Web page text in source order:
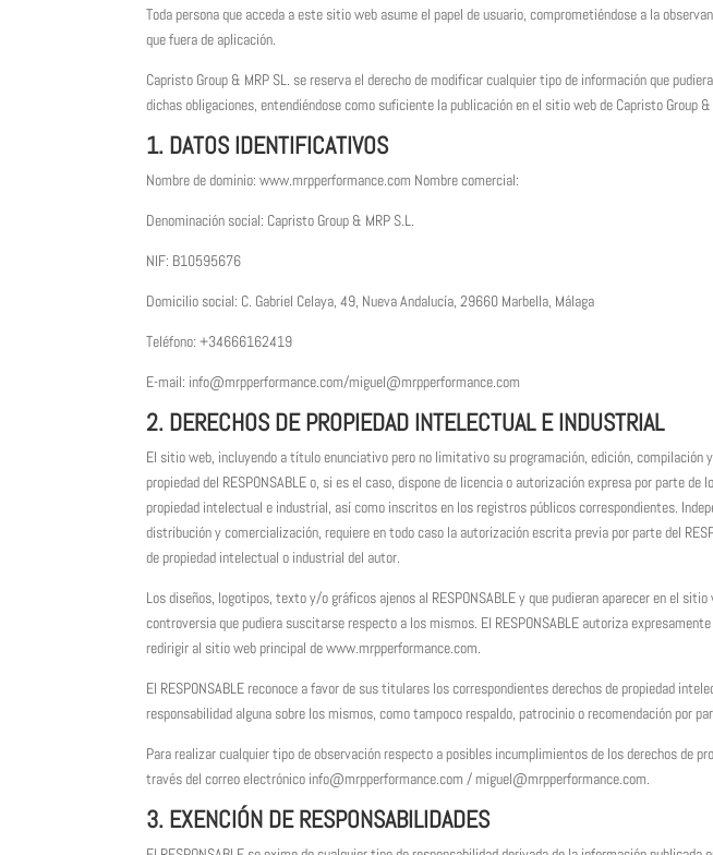
Toda persona que acceda a este sitio web asume el papel de usuario, comprometiéndose a la
que fuera de aplicación.
Capristo Group & MRP SL. se reserva el derecho de modificar cualquier tipo de información que
dichas obligaciones, entendiéndose como suficiente la publicación en el sitio web de Capristo Group &
1. DATOS IDENTIFICATIVOS
Nombre de dominio: www.mrpperformance.com Nombre comercial:
Denominación social: Capristo Group & MRP S.L.
NIF: B10595676
Domicilio social: C. Gabriel Celaya, 49, Nueva Andalucía, 29660 Marbella, Málaga
Teléfono: +34666162419
E-mail: info@mrpperformance.com/miguel@mrpperformance.com
2. DERECHOS DE PROPIEDAD INTELECTUAL E INDUSTRIAL
El sitio web, incluyendo a título enunciativo pero no limitativo su programación, edición,
propiedad del RESPONSABLE o, si es el caso, dispone de licencia o autorización expresa por parte
propiedad intelectual e industrial, así como inscritos en los registros públicos correspondientes.
distribución y comercialización, requiere en todo caso la autorización escrita previa por parte del
de propiedad intelectual o industrial del autor.
Los diseños, logotipos, texto y/o gráficos ajenos al RESPONSABLE y que pudieran aparecer en el
controversia que pudiera suscitarse respecto a los mismos. El RESPONSABLE autoriza
redirigir al sitio web principal de www.mrpperformance.com.
El RESPONSABLE reconoce a favor de sus titulares los correspondientes derechos de propiedad
responsabilidad alguna sobre los mismos, como tampoco respaldo, patrocinio o recomendación por
Para realizar cualquier tipo de observación respecto a posibles incumplimientos de los derechos de
través del correo electrónico info@mrpperformance.com / miguel@mrpperformance.com.
3. EXENCIÓN DE RESPONSABILIDADES